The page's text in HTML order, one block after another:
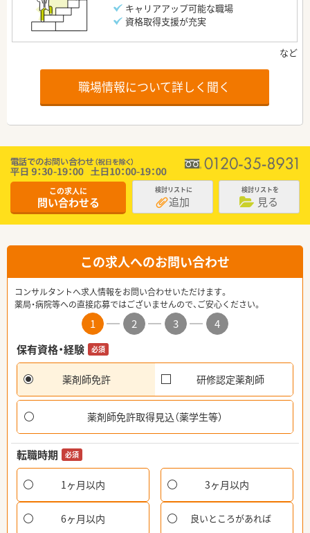
キャリアアップ可能な職場
資格取得支援が充実
職場情報について詳しく聞く
この求人に
問い合わせる
検討リストに
追加
検討リストを
見る
この求人へのお問い合わせ
コンサルタントへ求人情報をお問い合わせいただけます。
薬局・病院等への直接応募ではございませんので、ご安心ください。
1 2 3
4
保有資格・経験
必須
薬剤師免許 研修認定薬剤師
薬剤師免許取得見込（薬学生等）
転職時期 必須
1ヶ月以内 3ヶ月以内
6ヶ月以内 良いところがあれば